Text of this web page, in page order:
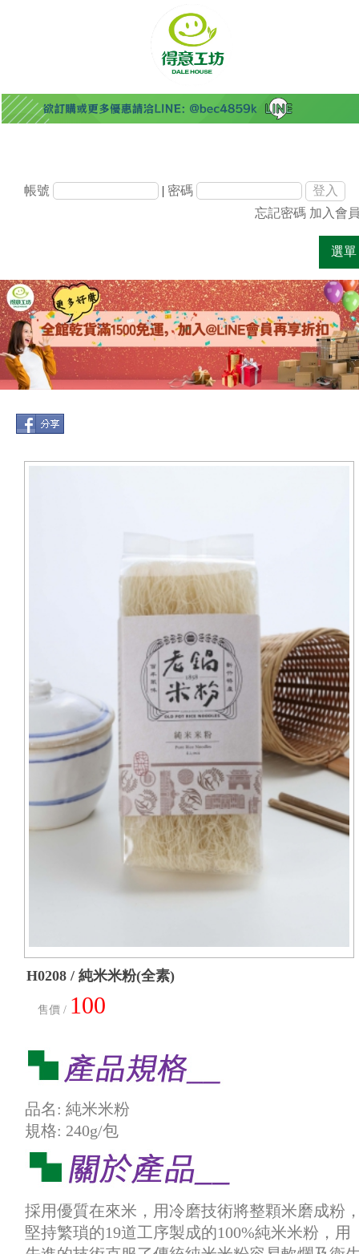
帳號 | 密碼
忘記密碼 加入會
選單
H0208 / 純米米粉(全素)
售價 / 100
品名: 純米米粉
規格: 240g/包
採用優質在來米，用冷磨技術將整顆米磨成粉
堅持繁瑣的19道工序製成的100%純米米粉，用